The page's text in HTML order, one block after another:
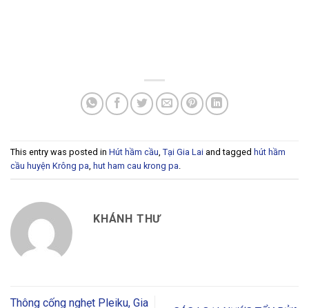
This entry was posted in Hút hầm cầu, Tại Gia Lai and tagged hút hầm
cầu huyện Krông pa, hut ham cau krong pa.
KHÁNH THƯ
Thông cống nghẹt Pleiku, Gia